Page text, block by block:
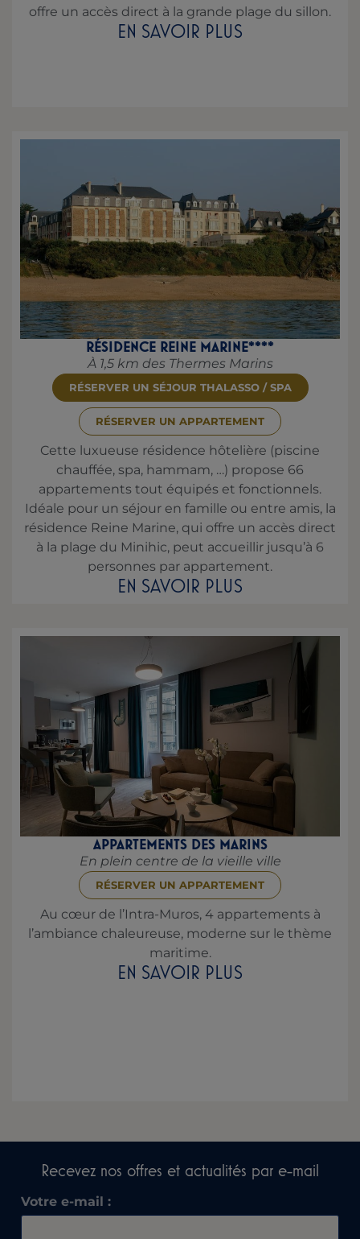
offre un accès direct à la grande plage du sillon.
EN SAVOIR PLUS
RÉSIDENCE REINE MARINE****
À 1,5 km des Thermes Marins
RÉSERVER UN SÉJOUR THALASSO / SPA
RÉSERVER UN APPARTEMENT
Cette luxueuse résidence hôtelière (piscine
chauffée, spa, hammam, …) propose 66
appartements tout équipés et fonctionnels.
Idéale pour un séjour en famille ou entre amis, la
résidence Reine Marine, qui offre un accès direct
à la plage du Minihic, peut accueillir jusqu’à 6
personnes par appartement.
EN SAVOIR PLUS
APPARTEMENTS DES MARINS
En plein centre de la vieille ville
RÉSERVER UN APPARTEMENT
Au cœur de l’Intra-Muros, 4 appartements à
l’ambiance chaleureuse, moderne sur le thème
maritime.
EN SAVOIR PLUS
Recevez nos offres et actualités par e-mail​
Votre e-mail :